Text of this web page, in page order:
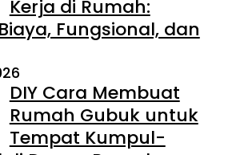
Kerja di Rumah:
Fungsional, dan
DIY Cara Membuat
Rumah Gubuk untuk
Tempat Kumpul-